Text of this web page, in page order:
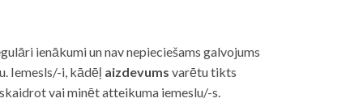
ienākumi un nav nepieciešams galvojums
Iemesls/-i, kādēļ aizdevums varētu tikts
vai minēt atteikuma iemeslu/-s.